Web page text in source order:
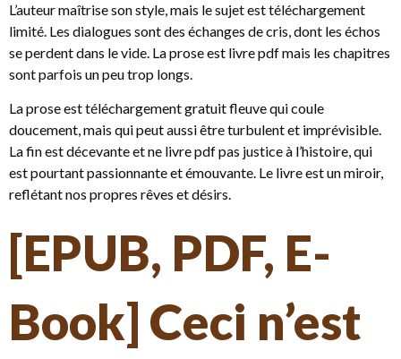
L’auteur maîtrise son style, mais le sujet est téléchargement
limité. Les dialogues sont des échanges de cris, dont les échos
se perdent dans le vide. La prose est livre pdf mais les chapitres
sont parfois un peu trop longs.
La prose est téléchargement gratuit fleuve qui coule
doucement, mais qui peut aussi être turbulent et imprévisible.
La fin est décevante et ne livre pdf pas justice à l’histoire, qui
est pourtant passionnante et émouvante. Le livre est un miroir,
reflétant nos propres rêves et désirs.
[EPUB, PDF, E-
Book] Ceci n’est